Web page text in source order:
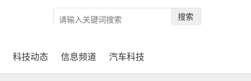
搜索
科技动态 信息频道 汽车科技